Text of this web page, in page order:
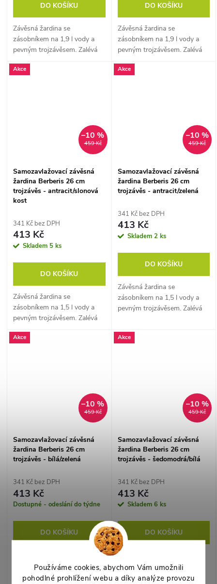
Používáme cookies, abychom Vám umožnili
pohodlné prohlížení webu a díky analýze provozu
DO KOŠÍKU
Závěsná žardina se
zásobníkem na 1,9 l vody a
pevným trojzávěsem. Zalévá
vzduchu.
DO KOŠÍKU
Závěsná žardina se
zásobníkem na 1,9 l vody a
pevným trojzávěsem. Zalévá
vzduchu.
Akce
459 Kč
–10 %
Samozavlažovací závěsná
žardina Berberis 26 cm
trojzávěs - antracit/slonová
kost
341 Kč bez DPH
413 Kč
Skladem 5 ks
DO KOŠÍKU
Závěsná žardina se
zásobníkem na 1,5 l vody a
pevným trojzávěsem. Zalévá
vzduchu.
Akce
459 Kč
–10 %
Samozavlažovací závěsná
žardina Berberis 26 cm
trojzávěs - antracit/zelená
341 Kč bez DPH
413 Kč
Skladem 2 ks
DO KOŠÍKU
Závěsná žardina se
zásobníkem na 1,5 l vody a
pevným trojzávěsem. Zalévá
vzduchu.
Akce
459 Kč
–10 %
Samozavlažovací závěsná
žardina Berberis 26 cm
trojzávěs - bílá/zelená
341 Kč bez DPH
413 Kč
Dostupné - odeslání do týdne
DO KOŠÍKU
zásobníkem na 1,5 l vody a
pevným trojzávěsem. Zalévá
Akce
459 Kč
–10 %
Samozavlažovací závěsná
žardina Berberis 26 cm
trojzávěs - šedomodrá/bílá
341 Kč bez DPH
413 Kč
Skladem 6 ks
DO KOŠÍKU
Závěsná žardina se
zásobníkem na 1,5 l vody a
pevným trojzávěsem. Zalévá